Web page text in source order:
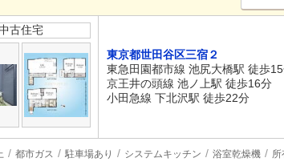
古住宅
東京都世田谷区三宿２
東急田園都市線 池尻大橋駅 徒歩
京王井の頭線 池ノ上駅 徒歩16分
小田急線 下北沢駅 徒歩22分
都市ガス 駐車場あり システムキッチン 浴室乾燥機 所